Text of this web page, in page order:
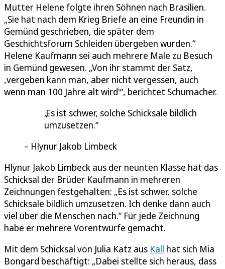
Mutter Helene folgte ihren Söhnen nach Brasilien.
„Sie hat nach dem Krieg Briefe an eine Freundin in
Gemünd geschrieben, die später dem
Geschichtsforum Schleiden übergeben wurden.“
Helene Kaufmann sei auch mehrere Male zu Besuch
in Gemünd gewesen. „Von ihr stammt der Satz,
,vergeben kann man, aber nicht vergessen, auch
wenn man 100 Jahre alt wird'“, berichtet Schumacher.
Es ist schwer, solche Schicksale bildlich
umzusetzen.
Hlynur Jakob Limbeck
Hlynur Jakob Limbeck aus der neunten Klasse hat das
Schicksal der Brüder Kaufmann in mehreren
Zeichnungen festgehalten: „Es ist schwer, solche
Schicksale bildlich umzusetzen. Ich denke dann auch
viel über die Menschen nach.“ Für jede Zeichnung
habe er mehrere Vorentwürfe gemacht.
Mit dem Schicksal von Julia Katz aus Kall hat sich Mia
Bongard beschäftigt: „Dabei stellte sich heraus, dass